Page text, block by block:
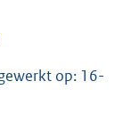
op: 16-